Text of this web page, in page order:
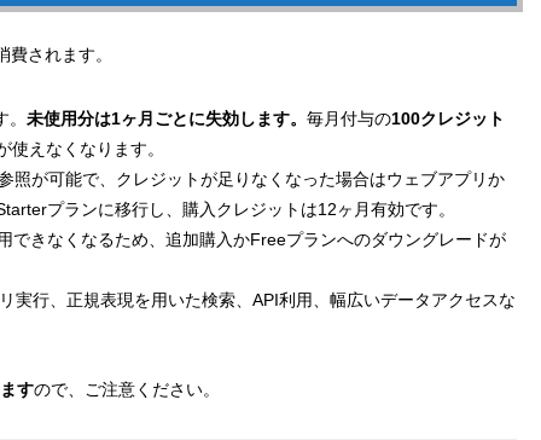
されます。
。未使用分は1ヶ月ごとに失効します。毎月付与の100クレジット
えなくなります。
照が可能で、クレジットが足りなくなった場合はウェブアプリか
プランに移行し、購入クレジットは12ヶ月有効です。
きなくなるため、追加購入かFreeプランへのダウングレードが
行、正規表現を用いた検索、API利用、幅広いデータアクセスな
すので、ご注意ください。